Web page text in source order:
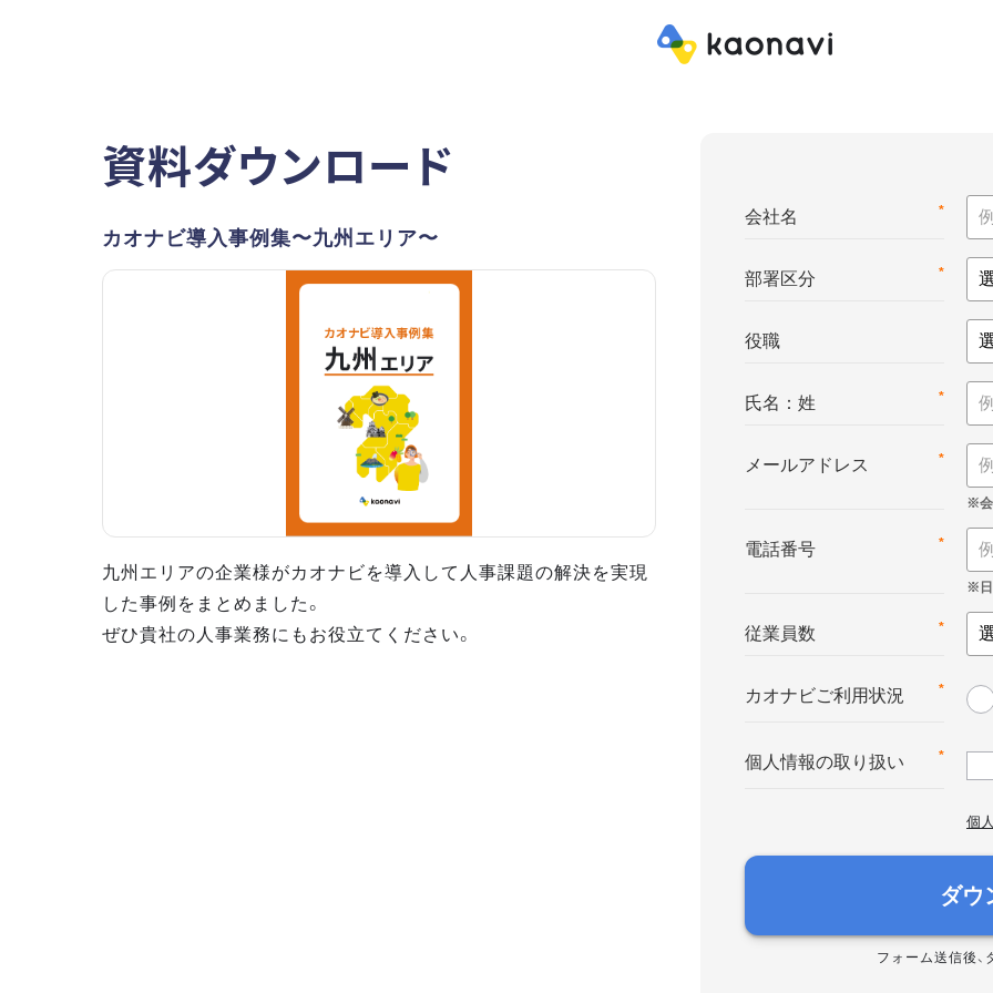
資料ダウンロード
カオナビ導入事例集〜九州エリア〜
九州エリアの企業様がカオナビを導入して人事課題の解決を実現
した事例をまとめました。
ぜひ貴社の人事業務にもお役立てください。
*
会社名
*
部署区分
役職
*
氏名：姓
*
メールアドレス
*
電話番号
*
従業員数
*
カオナビご利用状況
*
個人情報の取り扱い
個
ダウ
フォーム送信後